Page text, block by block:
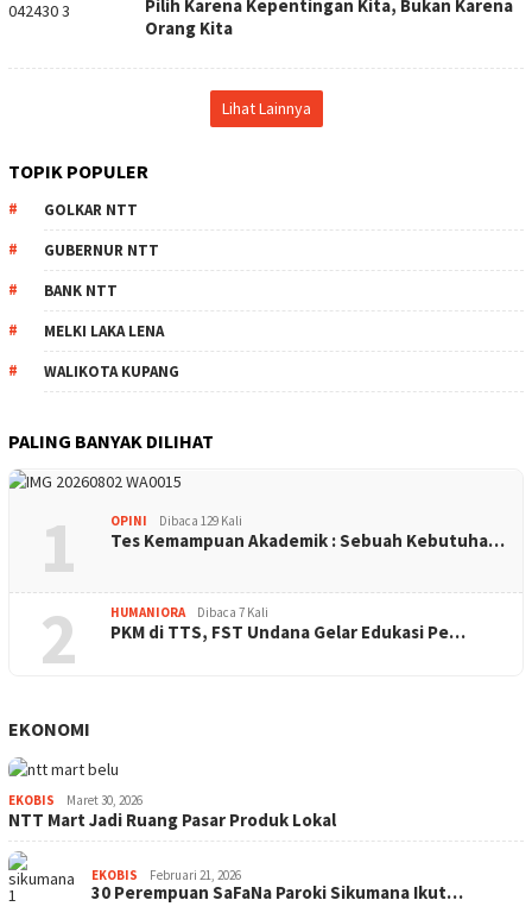
Pilih Karena Kepentingan Kita, Bukan Karena
Orang Kita
Lihat Lainnya
TOPIK POPULER
GOLKAR NTT
GUBERNUR NTT
BANK NTT
MELKI LAKA LENA
WALIKOTA KUPANG
PALING BANYAK DILIHAT
1 OPINI Dibaca 129 Kali
Tes Kemampuan Akademik : Sebuah Kebutuha…
2 HUMANIORA Dibaca 7 Kali
PKM di TTS, FST Undana Gelar Edukasi Pe…
EKONOMI
EKOBIS Maret 30, 2026
NTT Mart Jadi Ruang Pasar Produk Lokal
EKOBIS Februari 21, 2026
30 Perempuan SaFaNa Paroki Sikumana Ikut…